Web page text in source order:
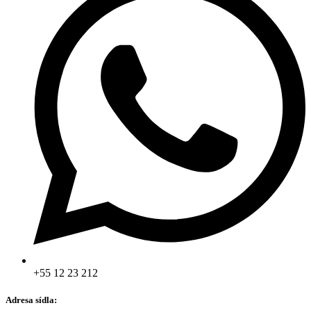
+55 12 23 212
Adresa sídla: